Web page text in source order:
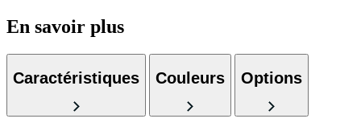
En savoir plus
Caractéristiques Couleurs Options